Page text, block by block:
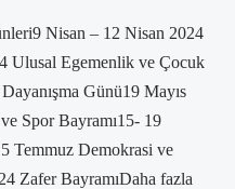
Nisan – 12 Nisan 2024
Ulusal Egemenlik ve Çocuk
Günü19 Mayıs
Spor Bayramı15- 19
Temmuz Demokrasi ve
Zafer BayramıDaha fazla